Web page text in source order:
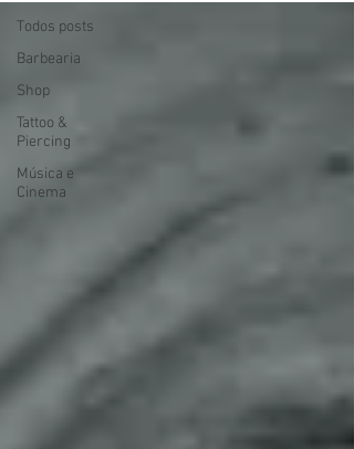
Todos posts
Barbearia
Shop
Tattoo &
Piercing
Música e
Cinema